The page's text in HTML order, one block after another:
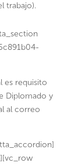
trabajo).
es requisito
Diplomado y
al correo